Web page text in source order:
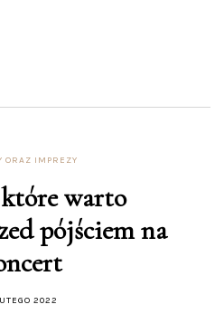
ORAZ IMPREZY
które warto
pójściem na
2022